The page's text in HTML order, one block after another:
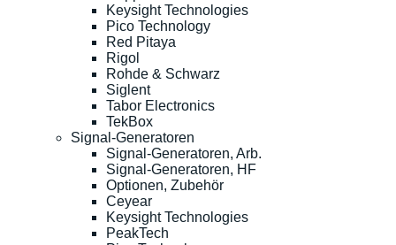
Keysight Technologies
Pico Technology
Red Pitaya
Rigol
Rohde & Schwarz
Siglent
Tabor Electronics
TekBox
Signal-Generatoren
Signal-Generatoren, Arb.
Signal-Generatoren, HF
Optionen, Zubehör
Ceyear
Keysight Technologies
PeakTech